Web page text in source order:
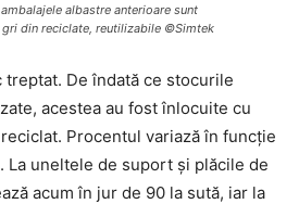
albastre anterioare sunt
din reciclate, reutilizabile ©Simtek
treptat. De îndată ce stocurile
acestea au fost înlocuite cu
Procentul variază în funcție
La uneltele de suport și plăcile de
acum în jur de 90 la sută, iar la